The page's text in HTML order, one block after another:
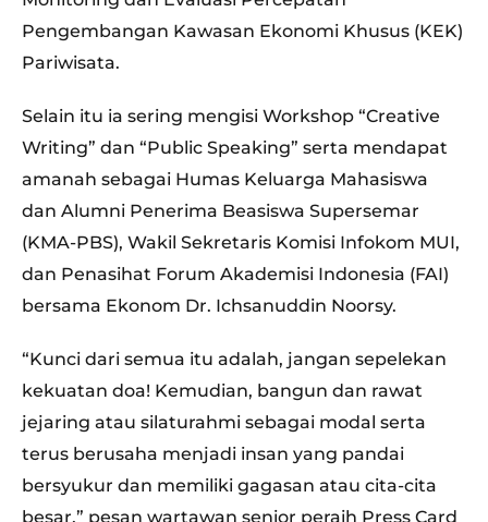
Pengembangan Kawasan Ekonomi Khusus (KEK)
Pariwisata.
Selain itu ia sering mengisi Workshop “Creative
Writing” dan “Public Speaking” serta mendapat
amanah sebagai Humas Keluarga Mahasiswa
dan Alumni Penerima Beasiswa Supersemar
(KMA-PBS), Wakil Sekretaris Komisi Infokom MUI,
dan Penasihat Forum Akademisi Indonesia (FAI)
bersama Ekonom Dr. Ichsanuddin Noorsy.
“Kunci dari semua itu adalah, jangan sepelekan
kekuatan doa! Kemudian, bangun dan rawat
jejaring atau silaturahmi sebagai modal serta
terus berusaha menjadi insan yang pandai
bersyukur dan memiliki gagasan atau cita-cita
besar,” pesan wartawan senior peraih Press Card